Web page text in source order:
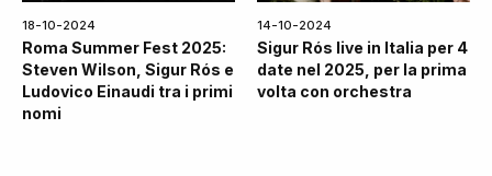
18-10-2024
Roma Summer Fest 2025:
Steven Wilson, Sigur Rós e
Ludovico Einaudi tra i primi
nomi
14-10-2024
Sigur Rós live in Italia per 4
date nel 2025, per la prima
volta con orchestra